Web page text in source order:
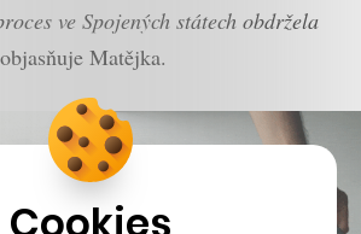
ve Spojených státech obdržela
objasňuje Matějka.